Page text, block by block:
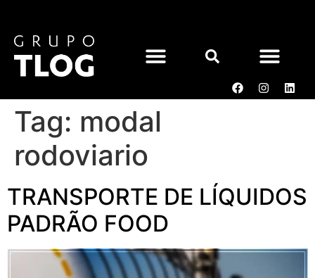
Tag: modal
rodoviario
TRANSPORTE DE LÍQUIDOS
PADRÃO FOOD